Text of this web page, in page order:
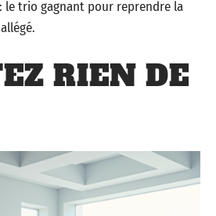
le trio gagnant pour reprendre la
RIEN DE